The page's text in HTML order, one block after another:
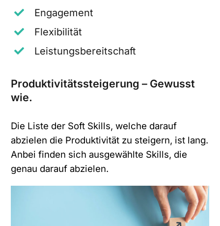
Engagement
Flexibilität
Leistungsbereitschaft
Produktivitätssteigerung – Gewusst
wie.
Die Liste der Soft Skills, welche darauf
abzielen die Produktivität zu steigern, ist lang.
Anbei finden sich ausgewählte Skills, die
genau darauf abzielen.
e
r
v
n
Anrede*
Vorname*